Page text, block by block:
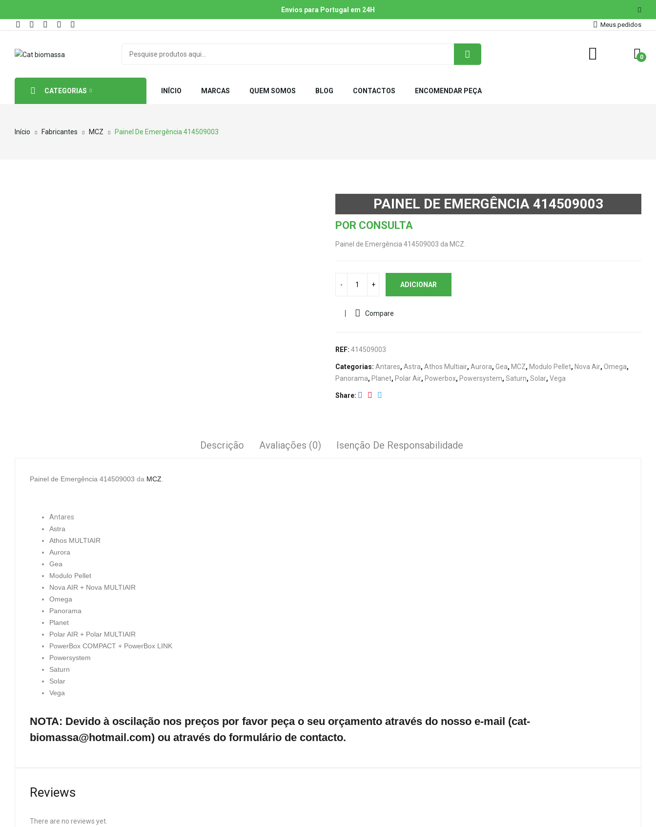
Envios para Portugal em 24H
Meus pedidos
0
CATEGORIAS INÍCIO MARCAS QUEM SOMOS BLOG CONTACTOS ENCOMENDAR PEÇA
Início Fabricantes MCZ Painel De Emergência 414509003
PAINEL DE EMERGÊNCIA 414509003
POR CONSULTA
Painel de Emergência 414509003 da MCZ.
ADICIONAR
Compare
REF: 414509003
Categorias: Antares, Astra, Athos Multiair, Aurora, Gea, MCZ, Modulo Pellet, Nova Air, Omega,
Panorama, Planet, Polar Air, Powerbox, Powersystem, Saturn, Solar, Vega
Share
Descrição Avaliações (0) Isenção De Responsabilidade
Painel de Emergência 414509003 da MCZ
Antares
Astra
Athos MULTIAIR
Aurora
Gea
Modulo Pellet
Nova AIR + Nova MULTIAIR
Omega
Panorama
Planet
Polar AIR + Polar MULTIAIR
PowerBox COMPACT + PowerBox LINK
Powersystem
Saturn
Solar
Vega
NOTA: Devido à oscilação nos preços por favor peça o seu orçamento através do nosso e-mail (cat-
biomassa@hotmail.com) ou através do formulário de contacto.
Reviews
There are no reviews yet.